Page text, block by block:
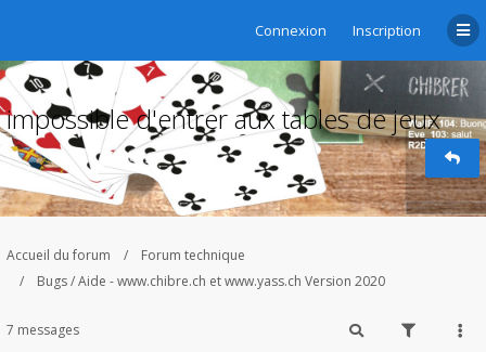
Connexion Inscription
impossible d'entrer aux tables de jeux
Accueil du forum
Forum technique
Bugs / Aide - www.chibre.ch et www.yass.ch Version 2020
7 messages